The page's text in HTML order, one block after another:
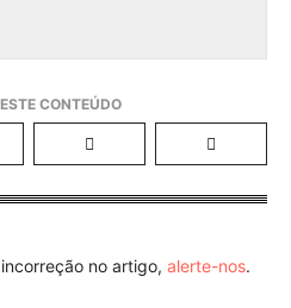
no artigo, alerte-nos.